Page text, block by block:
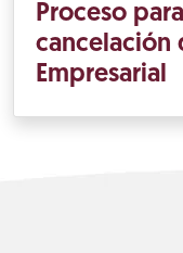
Proceso
cancelación
Empresarial